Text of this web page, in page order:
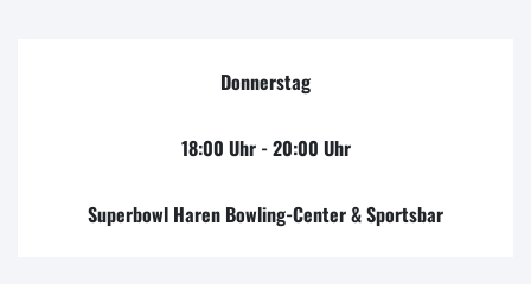
Donnerstag
18:00 Uhr - 20:00 Uhr
Superbowl Haren Bowling-Center & Sportsbar